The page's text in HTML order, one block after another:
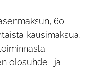
60
kausimaksua,
olosuhde- ja